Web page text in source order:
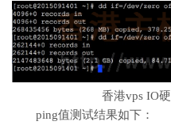
香港vps IO
ping值测试结果如下：